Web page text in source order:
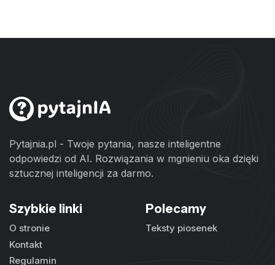
Pytajnia.pl - Twoje pytania, nasze inteligentne
odpowiedzi od AI. Rozwiązania w mgnieniu oka dzięki
sztucznej inteligencji za darmo.
Szybkie linki
O stronie
Kontakt
Regulamin
Polecamy
Teksty piosenek